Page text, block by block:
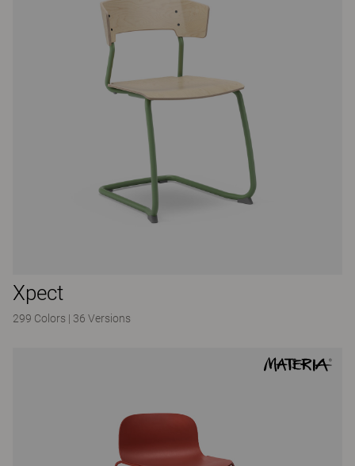
Xpect
299 Colors | 36 Versions